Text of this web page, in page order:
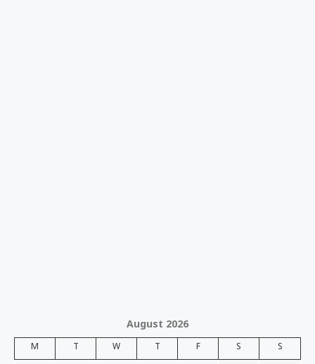
August 2026
M T W T F S S